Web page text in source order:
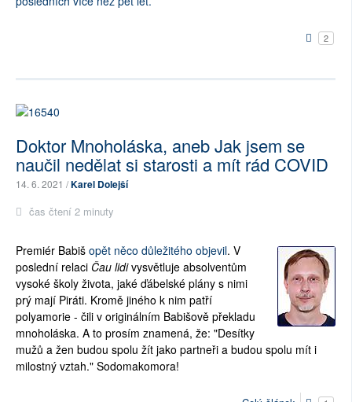
2
Doktor Mnoholáska, aneb Jak jsem se
naučil nedělat si starosti a mít rád COVID
14. 6. 2021 /Karel Dolejší
čas čtení 2 minuty
Premiér Babiš opět něco důležitého objevil. V
poslední relaci Čau lidivysvětluje absolventům
vysoké školy života, jaké ďábelské plány s nimi
prý mají Piráti. Kromě jiného k nim patří
polyamorie - čili v originálním Babišově překladu
mnoholáska. A to prosím znamená, že: "Desítky
mužů a žen budou spolu žít jako partneři a budou spolu mít i
milostný vztah." Sodomakomora!